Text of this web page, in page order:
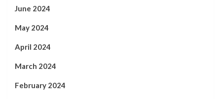
June 2024
May 2024
April 2024
March 2024
February 2024